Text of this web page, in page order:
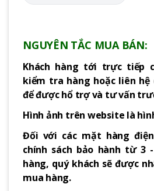
NGUYÊN TẮC MUA BÁN:
Khách hàng tới trực tiếp
kiểm tra hàng hoặc liên hệ
để được hổ trợ và tư vấn
Hình ảnh trên website là
Đối với các mặt hàng
chính sách bảo hành từ
hàng, quý khách sẽ được
mua hàng.